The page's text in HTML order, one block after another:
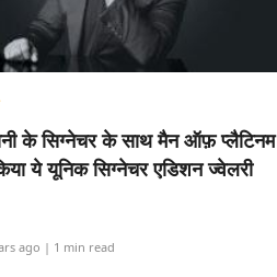
के सिग्नेचर के साथ मैन ऑफ़ प्लैटिनम
ये यूनिक सिग्नेचर एडिशन ज्वेलरी
ago | 1 min read